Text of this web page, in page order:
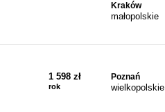
Kraków
małopolskie
1 598 zł
rok
Poznań
wielkopolskie